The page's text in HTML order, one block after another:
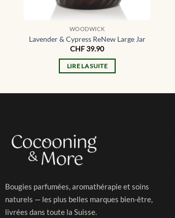
WOODWICK
Lavender & Cypress ReNew Large Jar
CHF39.90
LIRE LA SUITE
Bougies parfumées, aromathérapie et soins
naturels — les plus belles marques bien-être,
livrées dans toute la Suisse.